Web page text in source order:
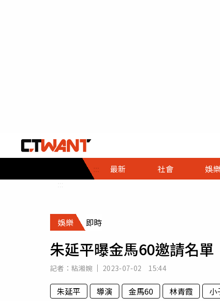
::: 最新 社會
社會首頁
時事
調查
娛
娛樂首頁
即時
財經首頁
熱線
專欄
房產新勢力
政
娛樂 即時
朱延平曝金馬60邀請名
記者： 粘湘婉 2023-07-02 15:44
朱延平 導演 金馬60 林青霞 小